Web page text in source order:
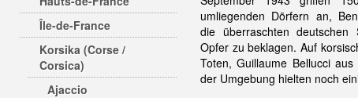
Île-de-France
Korsika (Corse /
Corsica)
Ajaccio
umliegenden Dörfern an,
die überraschten deutschen
Opfer zu beklagen. Auf
Toten, Guillaume Bellucci
der Umgebung hielten noch